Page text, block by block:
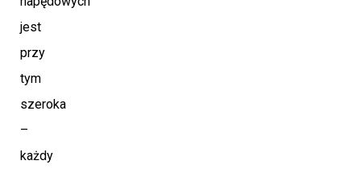
jest
przy
tym
szeroka
–
każdy